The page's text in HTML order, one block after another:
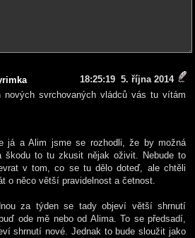
18:25:19 5. října 2014
nových svrchovaných vládců vás tu vítám
já a Alim jsme se rozhodli, že by možná
škodu to tu zkusit nějak oživit. Nebude to
v tom, co se tu dělo doteď, ale chtěli
o něco větší pravidelnost a četnost.
za týden se tady objeví větší shrnutí
ode mě nebo od Alima. To se předsadí,
shrnutí nové. Jednak to bude sloužit jako